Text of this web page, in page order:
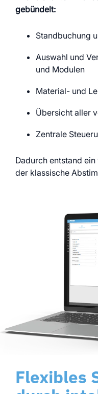
gebündelt:
Standbuchung
Auswahl und
und Modulen
Material- und
Übersicht aller
Zentrale
Dadurch entstand
der klassische
Flexibles